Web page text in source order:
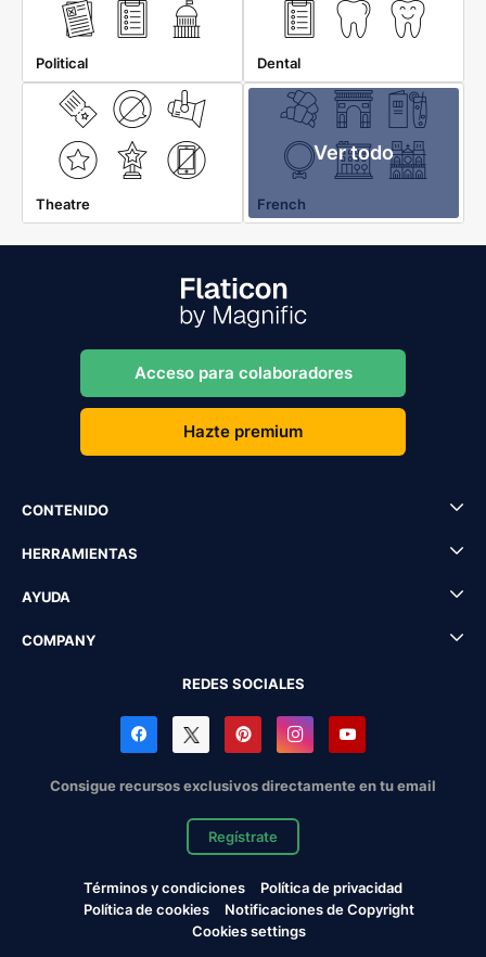
Political Dental
Theatre
Ver todo
French
Acceso para colaboradores
Hazte premium
CONTENIDO
HERRAMIENTAS
AYUDA
COMPANY
REDES SOCIALES
Consigue recursos exclusivos directamente en tu email
Regístrate
Términos y condiciones
Política de privacidad
Política de cookies
Notificaciones de Copyright
Cookies settings